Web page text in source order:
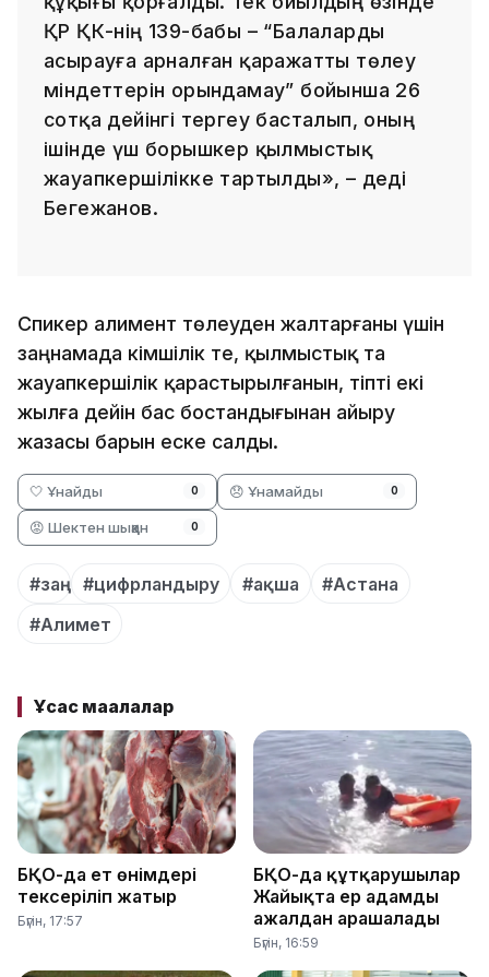
ҚР ҚК-нің 139-бабы – “Балаларды
асырауға арналған қаражатты төлеу
міндеттерін орындамау” бойынша 26
сотқа дейінгі тергеу басталып, оның
ішінде үш борышкер қылмыстық
жауапкершілікке тартылды», – деді
Бегежанов.
Спикер алимент төлеуден жалтарғаны үшін
заңнамада әкімшілік те, қылмыстық та
жауапкершілік қарастырылғанын, тіпті екі
жылға дейін бас бостандығынан айыру
жазасы барын еске салды.
🤍 Ұнайды 0 😞 Ұнамайды 0
😡 Шектен шыққан 0
#заң #цифрландыру #ақша
#Астана
#Алимет
Ұқсас мақалалар
БҚО-да ет өнімдері
тексеріліп жатыр
Бүгін, 17:57
БҚО-да құтқарушылар
Жайықта ер адамды
ажалдан арашалады
Бүгін, 16:59